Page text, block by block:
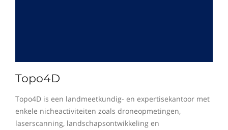
Topo4D
Topo4D is een landmeetkundig- en expertisekantoor met
enkele nicheactiviteiten zoals droneopmetingen,
laserscanning, landschapsontwikkeling en